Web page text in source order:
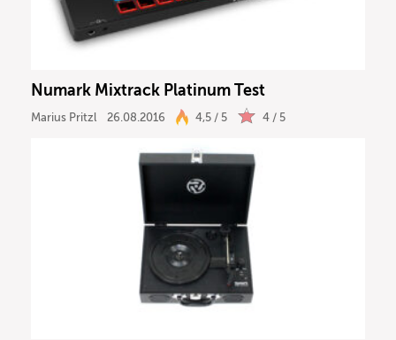
Software
Ergebnisse anzeigen
Numark Mixtrack Platinum Test
Marius Pritzl 26.08.2016 4,5 / 5 4 / 5